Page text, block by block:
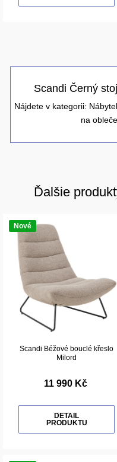
Scandi Černý
Nájdete v kategorii:
na
Ďalšie
Nové
Scandi Béžové bouclé křeslo
Milord
11 990 Kč
DETAIL
PRODUKTU